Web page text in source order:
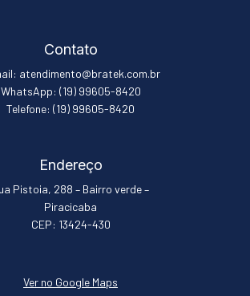
Contato
atendimento@bratek.com.br
WhatsApp: (19) 99605-8420
Telefone: (19) 99605-8420
Endereço
Pistoia, 288 – Bairro verde –
Piracicaba
CEP: 13424-430
Ver no Google Maps